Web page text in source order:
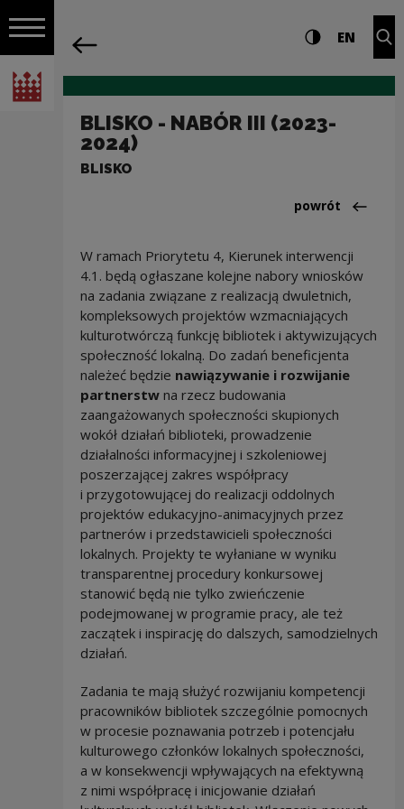
Włącz nawigację
Narodowe Centrum Kultury
Nawigacja Ustawienia i Wysoki
EN
BLISKO - NABÓR III (2023-
2024)
BLISKO
Powrót
powrót
W ramach Priorytetu 4, Kierunek interwencji
4.1. będą ogłaszane kolejne nabory wniosków
na zadania związane z realizacją dwuletnich,
kompleksowych projektów wzmacniających
kulturotwórczą funkcję bibliotek i aktywizujących
społeczność lokalną. Do zadań beneficjenta
należeć będzie nawiązywanie i rozwijanie
partnerstwna rzecz budowania
zaangażowanych społeczności skupionych
wokół działań biblioteki, prowadzenie
działalności informacyjnej i szkoleniowej
poszerzającej zakres współpracy
i przygotowującej do realizacji oddolnych
projektów edukacyjno-animacyjnych przez
partnerów i przedstawicieli społeczności
lokalnych. Projekty te wyłaniane w wyniku
transparentnej procedury konkursowej
stanowić będą nie tylko zwieńczenie
podejmowanej w programie pracy, ale też
zaczątek i inspirację do dalszych, samodzielnych
działań.
Zadania te mają służyć rozwijaniu kompetencji
pracowników bibliotek szczególnie pomocnych
w procesie poznawania potrzeb i potencjału
kulturowego członków lokalnych społeczności,
a w konsekwencji wpływających na efektywną
z nimi współpracę i inicjowanie działań